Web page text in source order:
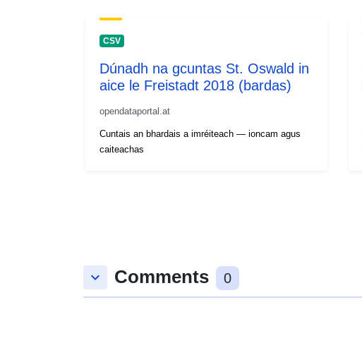
CSV
Dúnadh na gcuntas St. Oswald in
aice le Freistadt 2018 (bardas)
opendataportal.at
Cuntais an bhardais a imréiteach — ioncam agus
caiteachas
keyboard_arrow_down Comments 0